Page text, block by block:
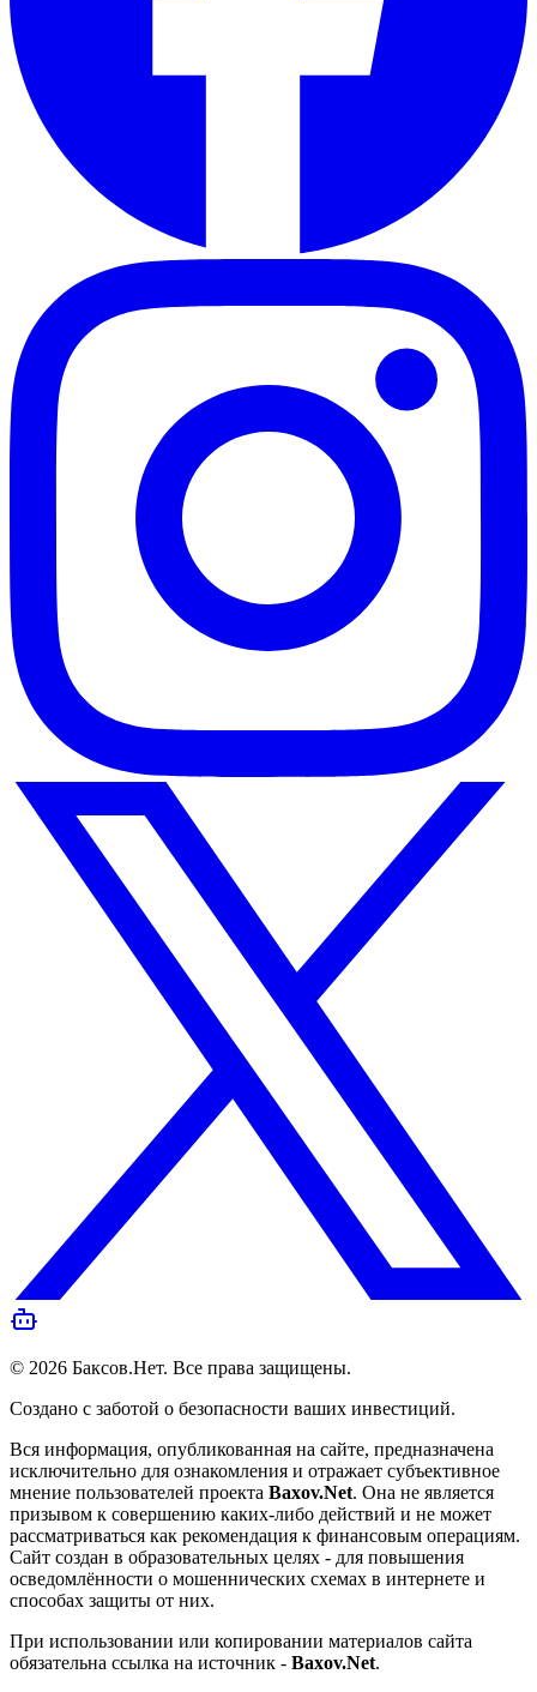
© 2026 Баксов.Нет. Все права защищены.
Создано с заботой о безопасности ваших инвестиций.
Вся информация, опубликованная на сайте, предназначена
исключительно для ознакомления и отражает субъективное
мнение пользователей проекта Baxov.Net. Она не является
призывом к совершению каких-либо действий и не может
рассматриваться как рекомендация к финансовым операциям.
Сайт создан в образовательных целях - для повышения
осведомлённости о мошеннических схемах в интернете и
способах защиты от них.
При использовании или копировании материалов сайта
обязательна ссылка на источник - Baxov.Net.